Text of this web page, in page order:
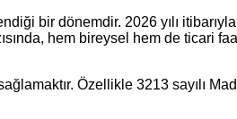
bir dönemdir. 2026 yılı
hem bireysel hem de ticari
Özellikle 3213 sayılı